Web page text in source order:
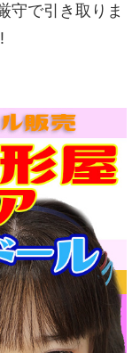
守で引き取りま